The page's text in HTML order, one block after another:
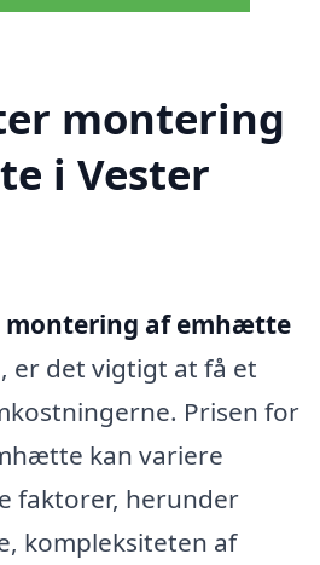
montering
i Vester
montering af emhætte
, er det vigtigt at få et
Prisen for
kan variere
faktorer, herunder
kompleksiteten af